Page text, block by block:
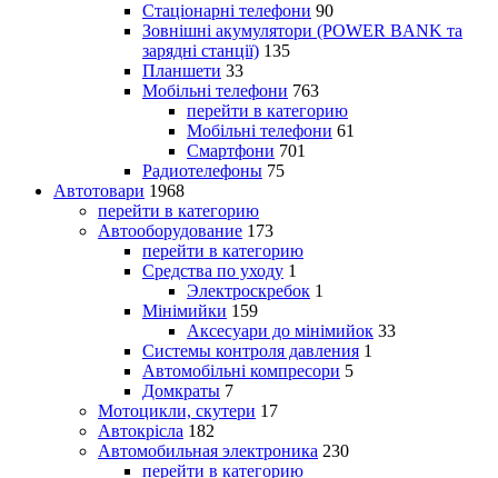
Стаціонарні телефони 90
Зовнішні акумулятори (POWER BANK та
зарядні станції) 135
Планшети 33
Мобільні телефони 763
перейти в категорию
Мобільні телефони 61
Смартфони 701
Радиотелефоны 75
Автотовари 1968
перейти в категорию
Автооборудование 173
перейти в категорию
Средства по уходу 1
Электроскребок 1
Мінімийки 159
Аксесуари до мінімийок 33
Системы контроля давления 1
Автомобільні компресори 5
Домкраты 7
Мотоцикли, скутери 17
Автокрісла 182
Автомобильная электроника 230
перейти в категорию